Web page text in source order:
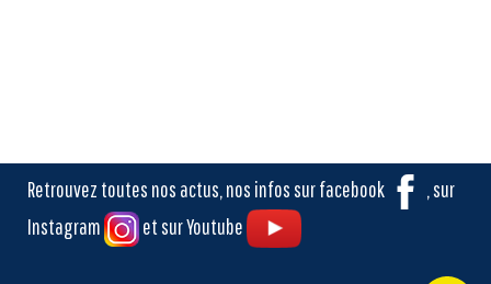
Retrouvez toutes nos actus, nos infos sur facebook
, sur
Instagram
et sur Youtube